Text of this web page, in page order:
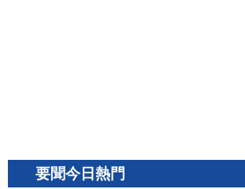
要聞今日熱門